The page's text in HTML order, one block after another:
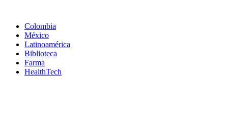
Colombia
México
Latinoamérica
Biblioteca
Farma
HealthTech